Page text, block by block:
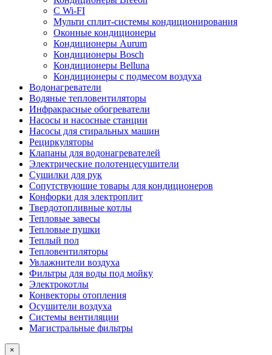
С Wi-FI
Мульти сплит-системы кондиционирования
Оконные кондиционеры
Кондиционеры Aurum
Кондиционеры Bosch
Кондиционеры Belluna
Кондиционеры с подмесом воздуха
Водонагреватели
Водяные тепловентиляторы
Инфракрасные обогреватели
Насосы и насосные станции
Насосы для стиральных машин
Рециркуляторы
Клапаны для водонагревателей
Электрические полотенцесушители
Сушилки для рук
Сопутствующие товары для кондиционеров
Конфорки для электроплит
Твердотопливные котлы
Тепловые завесы
Тепловые пушки
Теплый пол
Тепловентиляторы
Увлажнители воздуха
Фильтры для воды под мойку
Электрокотлы
Конвекторы отопления
Осушители воздуха
Системы вентиляции
Магистральные фильтры
×